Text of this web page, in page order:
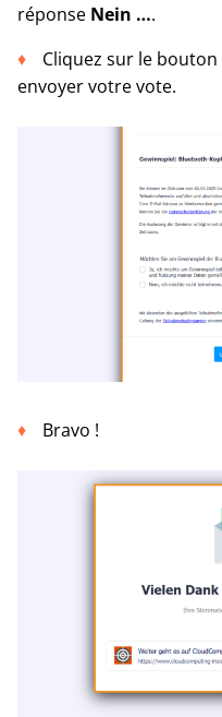
réponse Nein ….
Cliquez sur le bouton
envoyer votre vote.
Bravo !